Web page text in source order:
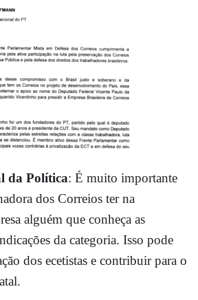
da Política: É muito importante
dos Correios ter na
alguém que conheça as
da categoria. Isso pode
dos ecetistas e contribuir para o